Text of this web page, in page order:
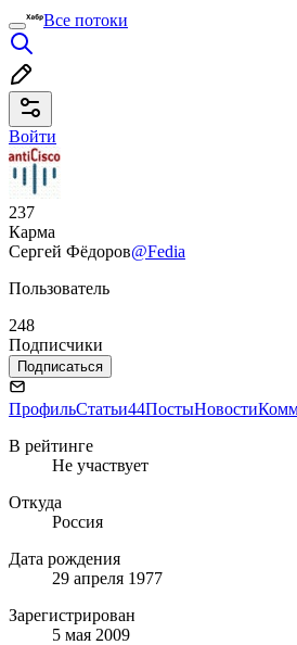
Все потоки
Войти
237
Карма
Сергей Фёдоров@Fedia
Пользователь
248
Подписчики
Подписаться
ПрофильСтатьи44ПостыНовости
В рейтинге
Не участвует
Откуда
Россия
Дата рождения
29 апреля 1977
Зарегистрирован
5 мая 2009